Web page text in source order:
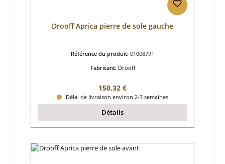
Drooff Aprica pierre de sole gauche
Référence du produit: 01008791
Fabricant: Drooff
Prix régulier :
150,32 €
Délai de livraison environ 2-3 semaines
Détails